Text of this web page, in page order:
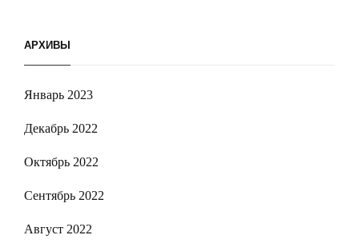
АРХИВЫ
Январь 2023
Декабрь 2022
Октябрь 2022
Сентябрь 2022
Август 2022